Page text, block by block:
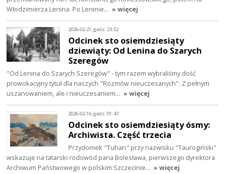
Włodzimierza Lenina. Po Leninie… » więcej
2026-02-21, godz. 23:52
Odcinek sto osiemdziesiąty
dziewiąty: Od Lenina do Szarych
Szeregów
"Od Lenina do Szarych Szeregów" - tym razem wybraliśmy dość
prowokacyjny tytuł dla naszych "Rozmów nieuczesanych". Z pełnym
uszanowaniem, ale i nieuczesaniem… » więcej
2026-02-16, godz. 01:47
Odcinek sto osiemdziesiąty ósmy:
Archiwista. Część trzecia
Przydomek "Tuhan" przy nazwisku "Taurogiński"
wskazuje na tatarski rodowód pana Bolesława, pierwszego dyrektora
Archiwum Państwowego w polskim Szczecinie… » więcej